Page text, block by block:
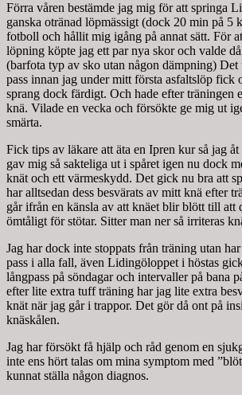
Förra våren bestämde jag mig för att springa
ganska otränad löpmässigt (dock 20 min på 5
fotboll och hållit mig igång på annat sätt. För
löpning köpte jag ett par nya skor och valde
(barfota typ av sko utan någon dämpning)
pass innan jag under mitt första asfaltslöp fick
sprang dock färdigt. Och hade efter träningen
knä. Vilade en vecka och försökte ge mig ut
smärta.
Fick tips av läkare att äta en Ipren kur så jag åt
gav mig så sakteliga ut i spåret igen nu dock
knät och ett värmeskydd. Det gick nu bra att
har alltsedan dess besvärats av mitt knä efter
går ifrån en känsla av att knäet blir blött till att
ömtåligt för stötar. Sitter man ner så irriteras
Jag har dock inte stoppats från träning utan
pass i alla fall, även Lidingöloppet i höstas
långpass på söndagar och intervaller på bana
efter lite extra tuff träning har jag lite extra
knät när jag går i trappor. Det gör då ont på
knäskålen.
Jag har försökt få hjälp och råd genom en
inte ens hört talas om mina symptom med
kunnat ställa någon diagnos.